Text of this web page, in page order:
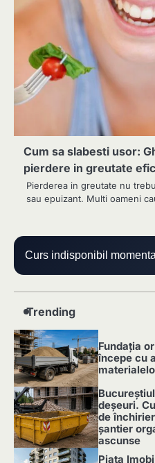
Cum sa slabesti usor:
pierdere in greutate
Pierderea in greutate nu
sau epuizant. Multi oameni
Curs indisponibil
Trending
1
Fundația
începe cu
2
deșeuri.
de
șantier
ascunse
Piața